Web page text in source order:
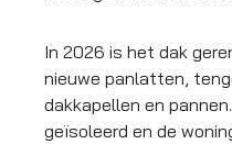
In 2026 is het dak
nieuwe panlatten,
dakkapellen en
geïsoleerd en de